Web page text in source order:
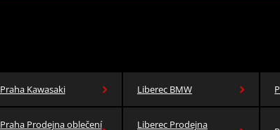
Praha Kawasaki Liberec BMW
Praha Prodejna oblečení
Liberec Prodejna